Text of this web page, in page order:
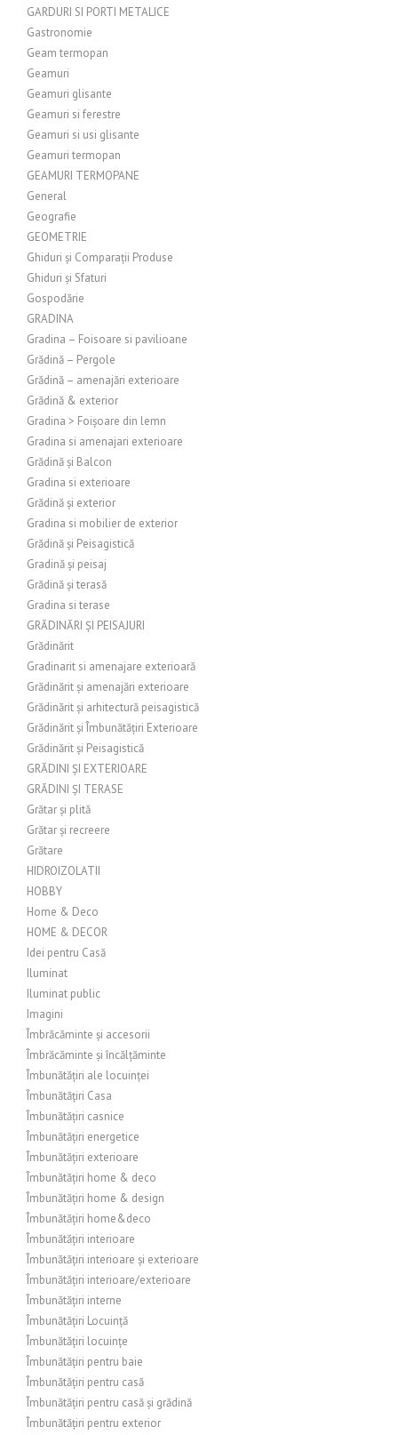
GARDURI SI PORTI METALICE
Gastronomie
Geam termopan
Geamuri
Geamuri glisante
Geamuri si ferestre
Geamuri si usi glisante
Geamuri termopan
GEAMURI TERMOPANE
General
Geografie
GEOMETRIE
Ghiduri și Comparații Produse
Ghiduri și Sfaturi
Gospodărie
GRADINA
Gradina – Foisoare si pavilioane
Grădină – Pergole
Grădină – amenajări exterioare
Grădină & exterior
Gradina > Foișoare din lemn
Gradina si amenajari exterioare
Grădină și Balcon
Gradina si exterioare
Grădină și exterior
Gradina si mobilier de exterior
Grădină și Peisagistică
Gradină și peisaj
Grădină și terasă
Gradina si terase
GRĂDINĂRI ȘI PEISAJURI
Grădinărit
Gradinarit si amenajare exterioară
Grădinărit și amenajări exterioare
Grădinărit și arhitectură peisagistică
Grădinărit și Îmbunătățiri Exterioare
Grădinărit și Peisagistică
GRĂDINI ȘI EXTERIOARE
GRĂDINI ȘI TERASE
Grătar și plită
Grătar și recreere
Grătare
HIDROIZOLATII
HOBBY
Home & Deco
HOME & DECOR
Idei pentru Casă
Iluminat
Iluminat public
Imagini
Îmbrăcăminte și accesorii
Îmbrăcăminte și încălțăminte
Îmbunătățiri ale locuinței
Îmbunătățiri Casa
Îmbunătățiri casnice
Îmbunătățiri energetice
Îmbunătățiri exterioare
Îmbunătățiri home & deco
Îmbunătățiri home & design
Îmbunătățiri home&deco
Îmbunătățiri interioare
Îmbunătățiri interioare și exterioare
Îmbunătățiri interioare/exterioare
Îmbunătățiri interne
Îmbunătățiri Locuință
Îmbunătățiri locuințe
Îmbunătățiri pentru baie
Îmbunătățiri pentru casă
Îmbunătățiri pentru casă și grădină
Îmbunătățiri pentru exterior